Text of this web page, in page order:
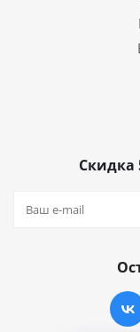
Скидка